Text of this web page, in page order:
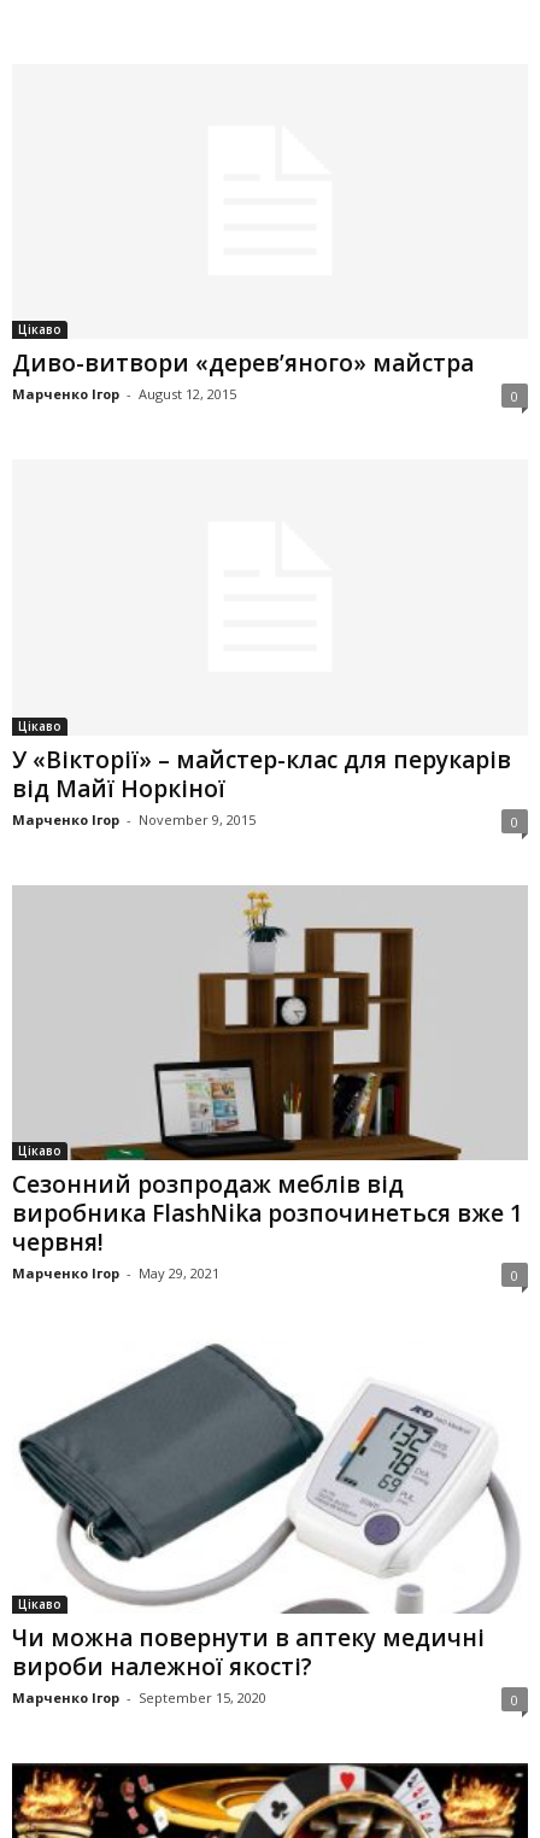
Цікаво
Диво-витвори «дерев’яного» майстра
Марченко Ігор - August 12, 2015 0
Цікаво
У «Вікторії» – майстер-клас для перукарів
від Майї Норкіної
Марченко Ігор - November 9, 2015 0
Цікаво
Сезонний розпродаж меблів від
виробника FlashNika розпочинеться вже 1
червня!
Марченко Ігор - May 29, 2021 0
Цікаво
Чи можна повернути в аптеку медичні
вироби належної якості?
Марченко Ігор - September 15, 2020 0